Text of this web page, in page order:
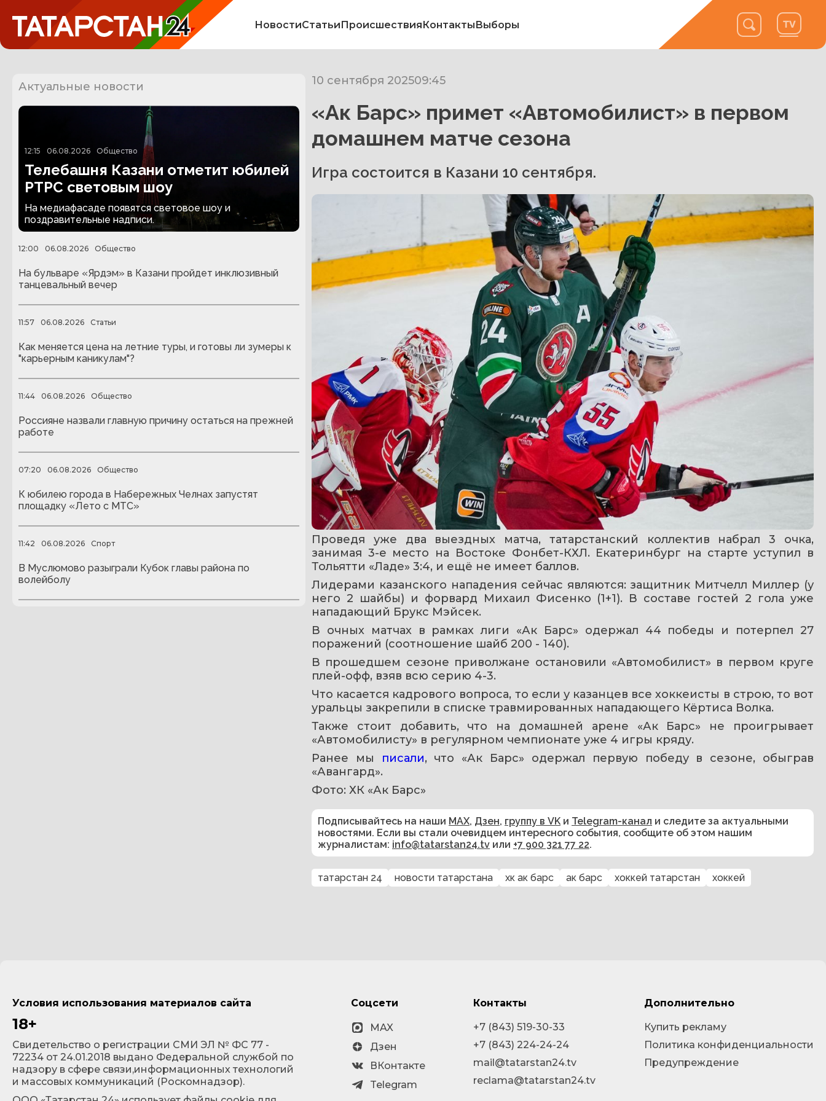
НовостиСтатьиПроисшествияКонтактыВыборы
Актуальные новости
12:15 06.08.2026 Общество
Телебашня Казани отметит юбилей
РТРС световым шоу
На медиафасаде появятся световое шоу и
поздравительные надписи.
12:00 06.08.2026 Общество
На бульваре «Ярдэм» в Казани пройдет инклюзивный
танцевальный вечер
11:57 06.08.2026 Статьи
Как меняется цена на летние туры, и готовы ли зумеры к
"карьерным каникулам"?
11:44 06.08.2026 Общество
Россияне назвали главную причину остаться на прежней
работе
07:20 06.08.2026 Общество
К юбилею города в Набережных Челнах запустят
площадку «Лето с МТС»
11:42 06.08.2026 Спорт
В Муслюмово разыграли Кубок главы района по
волейболу
10 сентября 202509:45
«Ак Барс» примет «Автомобилист» в первом
домашнем матче сезона
Игра состоится в Казани 10 сентября.
Проведя уже два выездных матча, татарстанский коллектив набрал 3 очка,
занимая 3-е место на Востоке Фонбет-КХЛ. Екатеринбург на старте уступил в
Тольятти «Ладе» 3:4, и ещё не имеет баллов.
Лидерами казанского нападения сейчас являются: защитник Митчелл Миллер (у
него 2 шайбы) и форвард Михаил Фисенко (1+1). В составе гостей 2 гола уже
нападающий Брукс Мэйсек.
В очных матчах в рамках лиги «Ак Барс» одержал 44 победы и потерпел 27
поражений (соотношение шайб 200 - 140).
В прошедшем сезоне приволжане остановили «Автомобилист» в первом круге
плей-офф, взяв всю серию 4-3.
Что касается кадрового вопроса, то если у казанцев все хоккеисты в строю, то вот
уральцы закрепили в списке травмированных нападающего Кёртиса Волка.
Также стоит добавить, что на домашней арене «Ак Барс» не проигрывает
«Автомобилисту» в регулярном чемпионате уже 4 игры кряду.
Ранее мы
писали, что «Ак Барс» одержал первую победу в сезоне, обыграв
«Авангард».
Фото: ХК «Ак Барс»
Подписывайтесь на наши MAX, Дзен, группу в VK и Telegram-канал и следите за актуальными
новостями. Если вы стали очевидцем интересного события, сообщите об этом нашим
журналистам: info@tatarstan24.tv или +7 900 321 77 22.
татарстан 24 новости татарстана хк ак барс ак барс хоккей татарстан хоккей
Условия использования материалов сайта
18+
Cвидетельство о регистрации СМИ ЭЛ № ФС 77 -
72234 от 24.01.2018 выдано Федеральной службой по
надзору в сфере связи,информационных технологий
и массовых коммуникаций (Роскомнадзор).
Соцсети
MAX
Дзен
ВКонтакте
Telegram
Контакты
+7 (843) 519-30-33
+7 (843) 224-24-24
mail@tatarstan24.tv
reclama@tatarstan24.tv
Дополнительно
Купить рекламу
Политика конфиденциальности
Предупреждение